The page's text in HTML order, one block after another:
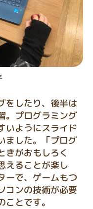
をしたり、後半は
。プログラミング
いようにスライド
ました。「プログ
きがおもしろく
えることが楽し
ーで、ゲームもつ
コンの技術が必要
とです。